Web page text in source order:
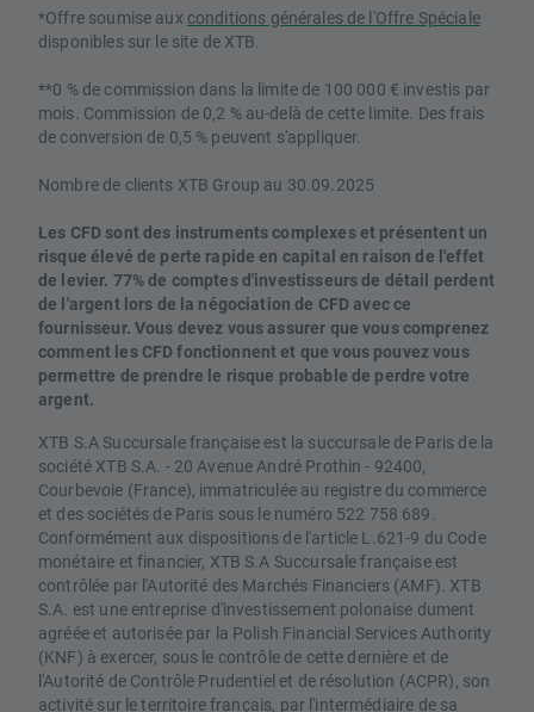
*Offre soumise aux conditions générales de l'Offre Spéciale
disponibles sur le site de XTB.
**0 % de commission dans la limite de 100 000 € investis par
mois. Commission de 0,2 % au-delà de cette limite. Des frais
de conversion de 0,5 % peuvent s'appliquer.
Nombre de clients XTB Group au 30.09.2025
Les CFD sont des instruments complexes et présentent un
risque élevé de perte rapide en capital en raison de l'effet
de levier. 77% de comptes d'investisseurs de détail perdent
de l'argent lors de la négociation de CFD avec ce
fournisseur. Vous devez vous assurer que vous comprenez
comment les CFD fonctionnent et que vous pouvez vous
permettre de prendre le risque probable de perdre votre
argent.
XTB S.A Succursale française est la succursale de Paris de la
société XTB S.A. - 20 Avenue André Prothin - 92400,
Courbevoie (France), immatriculée au registre du commerce
et des sociétés de Paris sous le numéro 522 758 689.
Conformément aux dispositions de l'article L.621-9 du Code
monétaire et financier, XTB S.A Succursale française est
contrôlée par l'Autorité des Marchés Financiers (AMF). XTB
S.A. est une entreprise d'investissement polonaise dument
agréée et autorisée par la Polish Financial Services Authority
(KNF) à exercer, sous le contrôle de cette dernière et de
l'Autorité de Contrôle Prudentiel et de résolution (ACPR), son
activité sur le territoire français, par l'intermédiaire de sa